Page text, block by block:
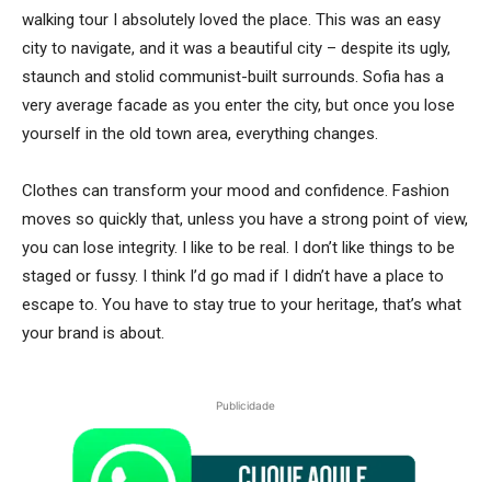
walking tour I absolutely loved the place. This was an easy
city to navigate, and it was a beautiful city – despite its ugly,
staunch and stolid communist-built surrounds. Sofia has a
very average facade as you enter the city, but once you lose
yourself in the old town area, everything changes.
Clothes can transform your mood and confidence. Fashion
moves so quickly that, unless you have a strong point of view,
you can lose integrity. I like to be real. I don’t like things to be
staged or fussy. I think I’d go mad if I didn’t have a place to
escape to. You have to stay true to your heritage, that’s what
your brand is about.
Publicidade